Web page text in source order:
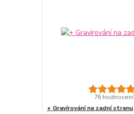
76 hodnocení
+ Gravírování na zadní stranu